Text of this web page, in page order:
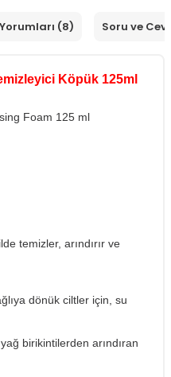
(8) Soru ve
Köpük 125ml
Foam 125 ml
temizler, arındırır ve
dönük ciltler için, su
birikintilerden arındıran